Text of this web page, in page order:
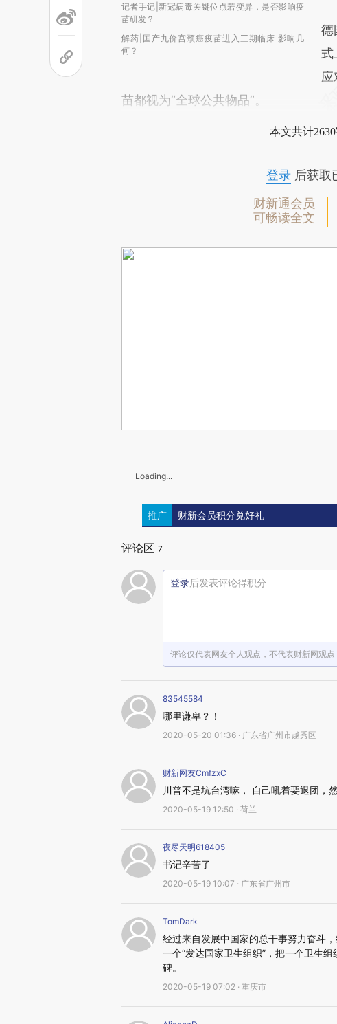
记者手记|新冠病毒关键位点若变异，是否影响疫
苗研发？
解药|国产九价宫颈癌疫苗进入三期临床 影响几
何？
德
式
苗都视为“全球公共物品”。
本文共计
登录后获取
财新通会员
可畅读全文
Loading...
推广 财新会员积分兑好礼
评论区 7
登录后发表评论得积分
评论仅代表网友个人观点，不代表财新网观点
83545584
哪里谦卑？！
2020-05-20 01:36 · 广东省广州市越秀区
财新网友CmfzxC
川普不是坑台湾嘛， 自己吼着要退团，
2020-05-19 12:50 · 荷兰
夜尽天明618405
书记辛苦了
2020-05-19 10:07 · 广东省广州市
TomDark
经过来自发展中国家的总干事努力奋斗
一个“发达国家卫生组织”，把一个卫生
碑。
2020-05-19 07:02 · 重庆市